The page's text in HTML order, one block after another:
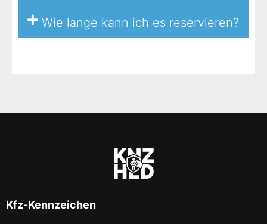
Wie lange kann ich es reservieren?
Kfz-Kennzeichen